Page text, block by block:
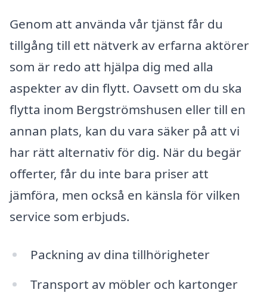
Genom att använda vår tjänst får du
tillgång till ett nätverk av erfarna aktörer
som är redo att hjälpa dig med alla
aspekter av din flytt. Oavsett om du ska
flytta inom Bergströmshusen eller till en
annan plats, kan du vara säker på att vi
har rätt alternativ för dig. När du begär
offerter, får du inte bara priser att
jämföra, men också en känsla för vilken
service som erbjuds.
Packning av dina tillhörigheter
Transport av möbler och kartonger